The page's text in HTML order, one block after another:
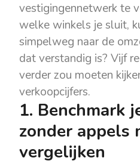
vestigingennetwerk te
welke winkels je sluit,
simpelweg naar de
dat verstandig is? Vijf
verder zou moeten
verkoopcijfers.
1. Benchmark
zonder appels
vergelijken